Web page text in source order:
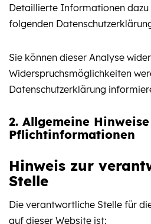
Detaillierte Informationen dazu
folgenden
Sie können dieser Analyse
Widerspruchsmöglichkeiten
Datenschutzerklärung
2. Allgemeine
Pflichtinformationen
Hinweis zur
Stelle
Die verantwortliche Stelle für
auf dieser Website ist: